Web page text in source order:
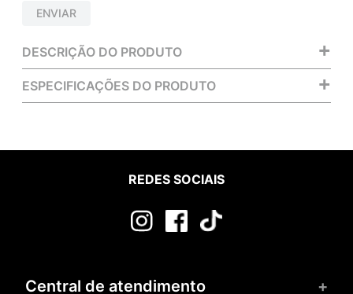
ENVIAR
DESCRIÇÃO DO PRODUTO +
ESPECIFICAÇÕES DO PRODUTO +
REDES SOCIAIS
Central de atendimento +